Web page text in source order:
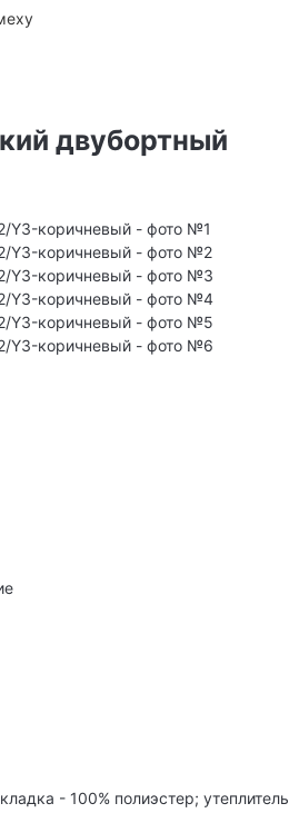
двубортный
- 100% полиэстер; утеплитель